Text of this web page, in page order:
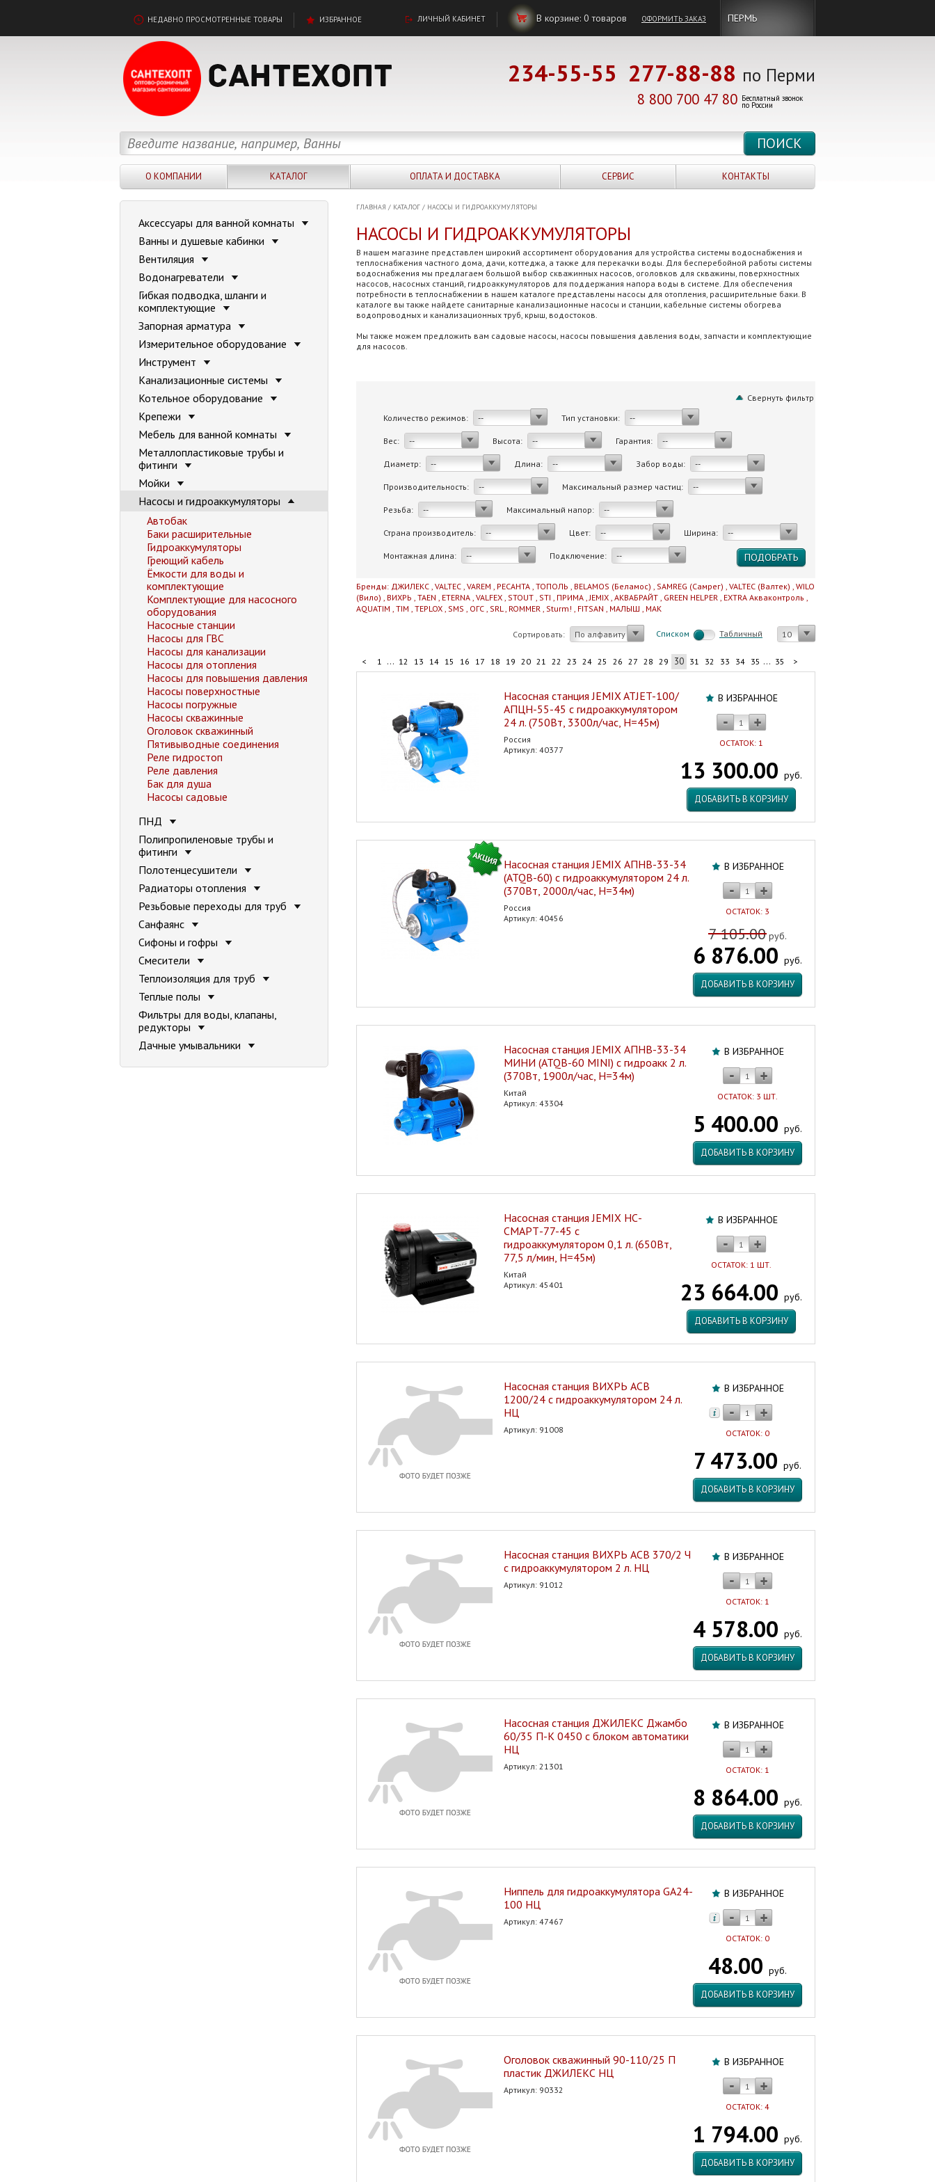
НЕДАВНО ПРОСМОТРЕННЫЕ ТОВАРЫ ИЗБРАННОЕ ЛИЧНЫЙ КАБИНЕТ В корзине: 0товаров ОФОРМИТЬ ЗАКАЗ ПЕРМЬ
234-55-55 277-88-88 по Перми
8 800 700 47 80 Бесплатный звонок
по России
О КОМПАНИИ КАТАЛОГ ОПЛАТА И ДОСТАВКА СЕРВИС КОНТАКТЫ
ГЛАВНАЯ / КАТАЛОГ / НАСОСЫ И ГИДРОАККУМУЛЯТОРЫ
НАСОСЫ И ГИДРОАККУМУЛЯТОРЫ
В нашем магазине представлен широкий ассортимент оборудования для устройства системы водоснабжения и
теплоснабжения частного дома, дачи, коттеджа, а также для перекачки воды. Для бесперебойной работы системы
водоснабжения мы предлагаем большой выбор скважинных насосов, оголовков для скважины, поверхностных
насосов, насосных станций, гидроаккумуляторов для поддержания напора воды в системе. Для обеспечения
потребности в теплоснабжении в нашем каталоге представлены насосы для отопления, расширительные баки. В
каталоге вы также найдете санитарные канализационные насосы и станции, кабельные системы обогрева
водопроводных и канализационных труб, крыш, водостоков.
Мы также можем предложить вам садовые насосы, насосы повышения давления воды, запчасти и комплектующие
для насосов.
Свернуть фильтр
Количество режимов:
-- Тип установки: --
Вес: -- Высота: -- Гарантия: --
Диаметр: -- Длина: -- Забор воды: --
Производительность: -- Максимальный размер частиц: --
Резьба: -- Максимальный напор: --
Страна производитель: -- Цвет: -- Ширина: --
Монтажная длина: -- Подключение: --
Бренды: ДЖИЛЕКС , VALTEC , VAREM , РЕСАНТА , ТОПОЛЬ , BELAMOS (Беламос) , SAMREG (Самрег) , VALTEC (Валтек) , WILO
(Вило) , ВИХРЬ , TAEN , ETERNA , VALFEX , STOUT , STI , ПРИМА ,JEMIX , АКВАБРАЙТ , GREEN HELPER , EXTRA Акваконтроль ,
AQUATIM , TIM , TEPLOX , SMS , ОГС , SRL, ROMMER , Sturm! , FITSAN , МАЛЫШ , MAK
Сортировать: По алфавиту Cписком Табличный 10
< 1 ... 12 13 14 15 16 17 18 19 20 21 22 23 24 25 26 27 28 29 30 31 32 33 34 35 ... 35 >
В ИЗБРАННОЕ
ОСТАТОК: 1
13 300.00 руб.
ДОБАВИТЬ В КОРЗИНУ
Насосная станция JEMIX ATJET-100/
АПЦН-55-45 с гидроаккумулятором
24 л. (750Вт, 3300л/час, H=45м)
Россия
Артикул: 40377
В ИЗБРАННОЕ
ОСТАТОК: 3
7 105.00руб.
6 876.00 руб.
ДОБАВИТЬ В КОРЗИНУ
Насосная станция JEMIX АПНВ-33-34
(ATQB-60) с гидроаккумулятором 24 л.
(370Вт, 2000л/час, H=34м)
Россия
Артикул: 40456
В ИЗБРАННОЕ
ОСТАТОК: 3 ШТ.
5 400.00 руб.
ДОБАВИТЬ В КОРЗИНУ
Насосная станция JEMIX АПНВ-33-34
МИНИ (ATQB-60 MINI) с гидроакк 2 л.
(370Вт, 1900л/час, H=34м)
Китай
Артикул: 43304
В ИЗБРАННОЕ
ОСТАТОК: 1 ШТ.
23 664.00 руб.
ДОБАВИТЬ В КОРЗИНУ
Насосная станция JEMIX НС-
СМАРТ-77-45 с
гидроаккумулятором 0,1 л. (650Вт,
77,5 л/мин, H=45м)
Китай
Артикул: 45401
В ИЗБРАННОЕ
ОСТАТОК: 0
7 473.00 руб.
ДОБАВИТЬ В КОРЗИНУ
Насосная станция ВИХРЬ АСВ
1200/24 с гидроаккумулятором 24 л.
НЦ
Артикул: 91008
В ИЗБРАННОЕ
ОСТАТОК: 1
4 578.00 руб.
ДОБАВИТЬ В КОРЗИНУ
Насосная станция ВИХРЬ АСВ 370/2 Ч
с гидроаккумулятором 2 л. НЦ
Артикул: 91012
В ИЗБРАННОЕ
ОСТАТОК: 1
8 864.00 руб.
ДОБАВИТЬ В КОРЗИНУ
Насосная станция ДЖИЛЕКС Джамбо
60/35 П-К 0450 с блоком автоматики
НЦ
Артикул: 21301
В ИЗБРАННОЕ
ОСТАТОК: 0
48.00 руб.
ДОБАВИТЬ В КОРЗИНУ
Ниппель для гидроаккумулятора GA24-
100 НЦ
Артикул: 47467
В ИЗБРАННОЕ
ОСТАТОК: 4
1 794.00 руб.
ДОБАВИТЬ В КОРЗИНУ
Оголовок скважинный 90-110/25 П
пластик ДЖИЛЕКС НЦ
Артикул: 90332
Аксессуары для ванной комнаты
Ванны и душевые кабинки
Вентиляция
Водонагреватели
Гибкая подводка, шланги и
комплектующие
Запорная арматура
Измерительное оборудование
Инструмент
Канализационные системы
Котельное оборудование
Крепежи
Мебель для ванной комнаты
Металлопластиковые трубы и
фитинги
Мойки
Насосы и гидроаккумуляторы
Автобак
Баки расширительные
Гидроаккумуляторы
Греющий кабель
Ёмкости для воды и
комплектующие
Комплектующие для насосного
оборудования
Насосные станции
Насосы для ГВС
Насосы для канализации
Насосы для отопления
Насосы для повышения давления
Насосы поверхностные
Насосы погружные
Насосы скважинные
Оголовок скважинный
Пятивыводные соединения
Реле гидростоп
Реле давления
Бак для душа
Насосы садовые
ПНД
Полипропиленовые трубы и
фитинги
Полотенцесушители
Радиаторы отопления
Резьбовые переходы для труб
Санфаянс
Сифоны и гофры
Смесители
Теплоизоляция для труб
Теплые полы
Фильтры для воды, клапаны,
редукторы
Дачные умывальники